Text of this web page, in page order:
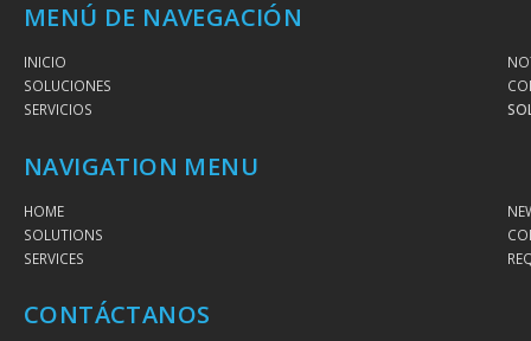
MENÚ DE NAVEGACIÓN
INICIO
SOLUCIONES
SERVICIOS
NAVIGATION MENU
HOME
SOLUTIONS
SERVICES
CONTÁCTANOS